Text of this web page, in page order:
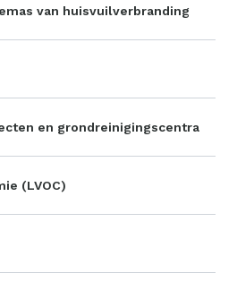
van huisvuilverbranding
en grondreinigingscentra
(LVOC)